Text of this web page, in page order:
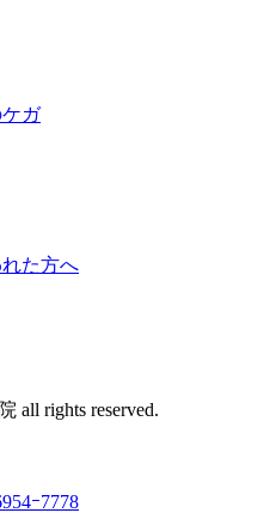
ガ
た方へ
all rights reserved.